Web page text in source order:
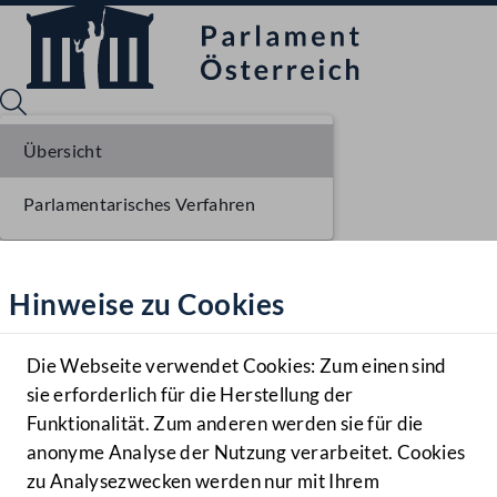
Hilfe
Benutzer
Navigationsmenü öffnen
MENÜ
Hinweise zu Cookies
Die Webseite verwendet Cookies: Zum einen sind
sie erforderlich für die Herstellung der
Funktionalität. Zum anderen werden sie für die
anonyme Analyse der Nutzung verarbeitet. Cookies
zu Analysezwecken werden nur mit Ihrem
Übersicht
Parlamentarisches Verfahren